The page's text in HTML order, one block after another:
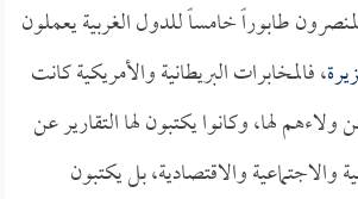
طابوراً خامساً للدول الغربية يعملون
، فالمخابرات البريطانية والأمريكية كانت
لها، وكانوا يكتبون لها التقارير عن
والاقتصادية، بل يكتبون